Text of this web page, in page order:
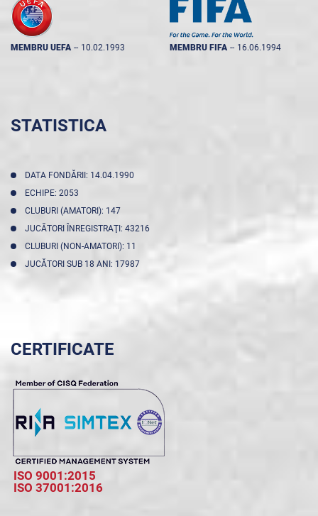
MEMBRU UEFA -- 10.02.1993 MEMBRU FIFA -- 16.06.1994
STATISTICA
DATA FONDĂRII: 14.04.1990
ECHIPE: 2053
CLUBURI (AMATORI): 147
JUCĂTORI ÎNREGISTRAŢI: 43216
CLUBURI (NON-AMATORI): 11
JUCĂTORI SUB 18 ANI: 17987
CERTIFICATE
ISO 9001:2015
ISO 37001:2016